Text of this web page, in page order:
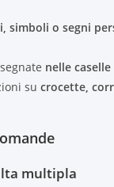
simboli o segni
nelle
sucrocette,
multipla